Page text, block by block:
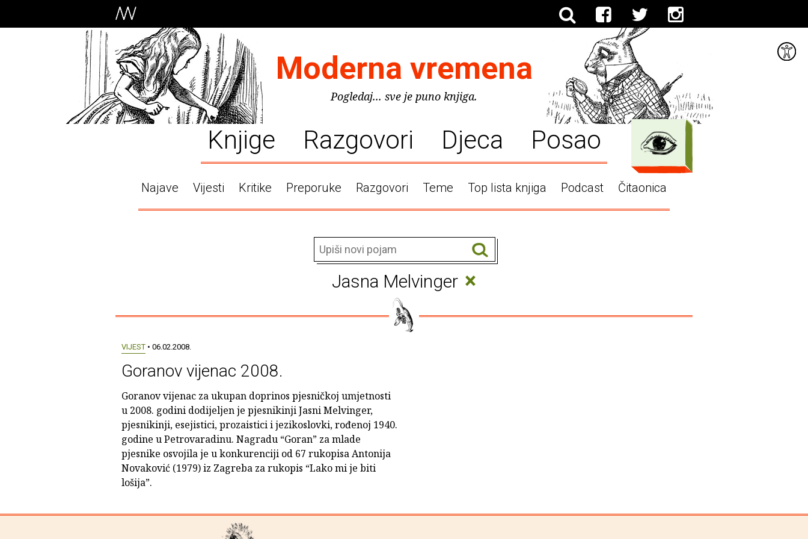
Moderna vremena
Pogledaj... sve je puno knjiga.
Knjige Razgovori Djeca Posao
Najave Vijesti Kritike Preporuke Razgovori Teme Top lista knjiga Podcast Čitaonica
Jasna Melvinger ×
VIJEST• 06.02.2008.
Goranov vijenac 2008.
Goranov vijenac za ukupan doprinos pjesničkoj umjetnosti
u 2008. godini dodijeljen je pjesnikinji Jasni Melvinger,
pjesnikinji, esejistici, prozaistici i jezikoslovki, rođenoj 1940.
godine u Petrovaradinu. Nagradu “Goran” za mlade
pjesnike osvojila je u konkurenciji od 67 rukopisa Antonija
Novaković (1979) iz Zagreba za rukopis “Lako mi je biti
lošija”.